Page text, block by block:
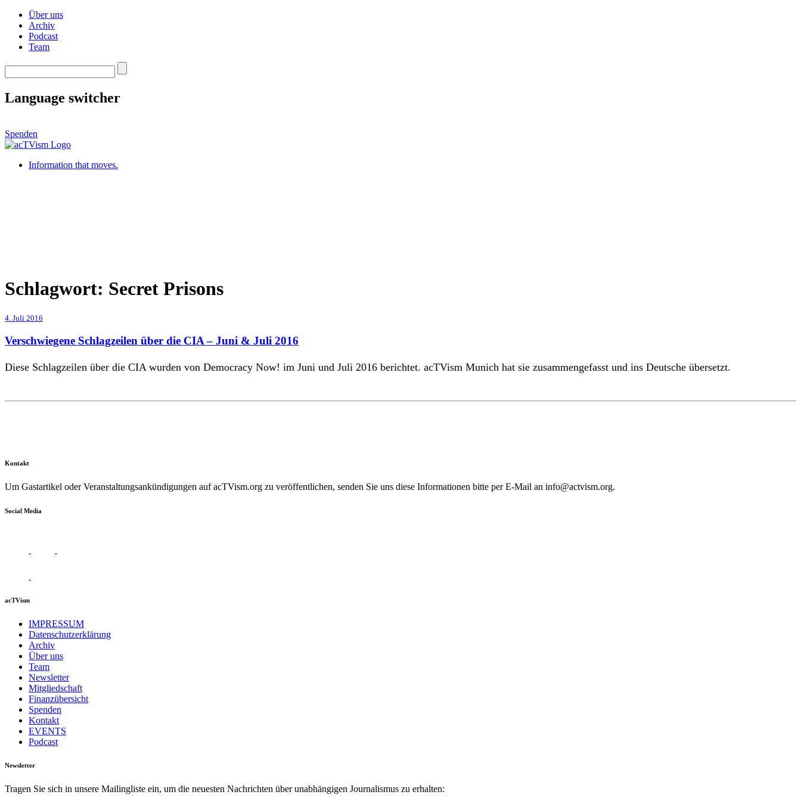
Über uns
Archiv
Podcast
Team
Language switcher
Spenden
Information that moves.
Schlagwort: Secret Prisons
4. Juli 2016
Verschwiegene Schlagzeilen über die CIA – Juni & Juli 2016
Diese Schlagzeilen über die CIA wurden von Democracy Now! im Juni und Juli 2016 berichtet. acTVism Munich hat sie zusammengefasst und ins Deutsche übersetzt.
Kontakt
Um Gastartikel oder Veranstaltungsankündigungen auf acTVism.org zu veröffentlichen, senden Sie uns diese Informationen bitte per E-Mail an info@actvism.org.
Social Media
acTVism
IMPRESSUM
Datenschutzerklärung
Archiv
Über uns
Team
Newsletter
Mitgliedschaft
Finanzübersicht
Spenden
Kontakt
EVENTS
Podcast
Newsletter
Tragen Sie sich in unsere Mailingliste ein, um die neuesten Nachrichten über unabhängigen Journalismus zu erhalten: